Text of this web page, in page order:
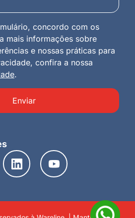
concordo com os
mais informações sobre
e nossas práticas para
confira a nossa
.
Enviar